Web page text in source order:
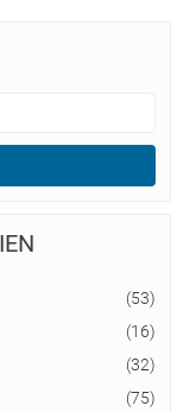
(53)
(16)
(32)
(75)